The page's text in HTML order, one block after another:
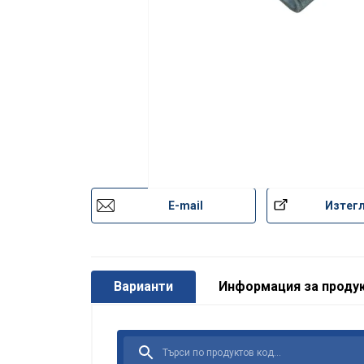
E-mail
Варианти Информация за
Ние
анализираме